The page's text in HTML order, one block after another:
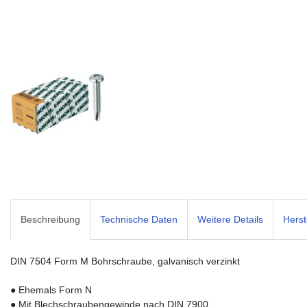
Beschreibung Technische Daten Weitere Details
DIN 7504 Form M Bohrschraube, galvanisch verzinkt
● Ehemals Form N
● Mit Blechschraubengewinde nach DIN 7900